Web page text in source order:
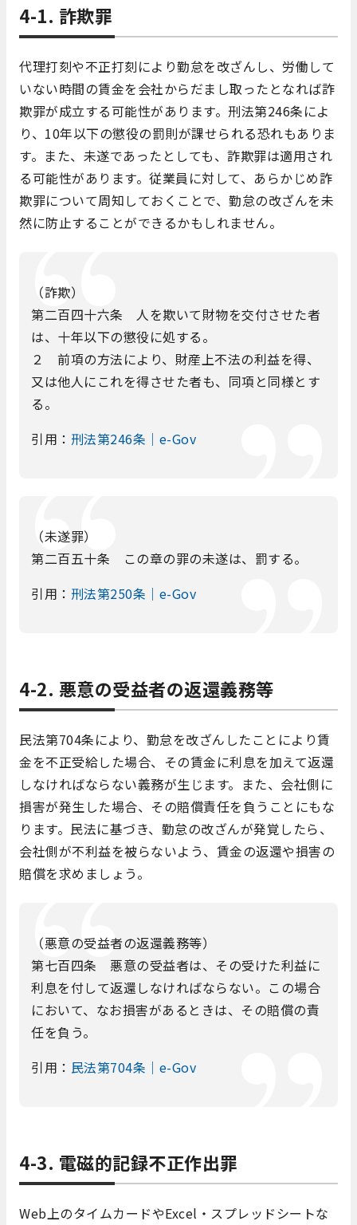
4-1. 詐欺罪
代理打刻や不正打刻により勤怠を改ざんし、労働して
いない時間の賃金を会社からだまし取ったとなれば詐
欺罪が成立する可能性があります。刑法第246条によ
り、10年以下の懲役の罰則が課せられる恐れもありま
す。また、未遂であったとしても、詐欺罪は適用され
る可能性があります。従業員に対して、あらかじめ詐
欺罪について周知しておくことで、勤怠の改ざんを未
然に防止することができるかもしれません。
（詐欺）
第二百四十六条 人を欺いて財物を交付させた者
は、十年以下の懲役に処する。
２ 前項の方法により、財産上不法の利益を得、
又は他人にこれを得させた者も、同項と同様とす
る。
引用： 刑法第246条｜e-Gov
（未遂罪）
第二百五十条 この章の罪の未遂は、罰する。
引用： 刑法第250条｜e-Gov
4-2. 悪意の受益者の返還義務等
民法第704条により、勤怠を改ざんしたことにより賃
金を不正受給した場合、その賃金に利息を加えて返還
しなければならない義務が生じます。また、会社側に
損害が発生した場合、その賠償責任を負うことにもな
ります。民法に基づき、勤怠の改ざんが発覚したら、
会社側が不利益を被らないよう、賃金の返還や損害の
賠償を求めましょう。
（悪意の受益者の返還義務等）
第七百四条 悪意の受益者は、その受けた利益に
利息を付して返還しなければならない。この場合
において、なお損害があるときは、その賠償の責
任を負う。
引用： 民法第704条｜e-Gov
4-3. 電磁的記録不正作出罪
Web上のタイムカードやExcel・スプレッドシートな